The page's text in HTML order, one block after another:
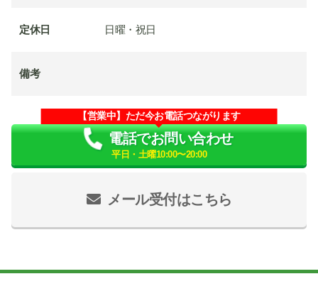
定休日 日曜・祝日
備考
メール受付はこちら
【営業中】ただ今お電話つながります
電話でお問い合わせ
平日・土曜10:00〜20:00